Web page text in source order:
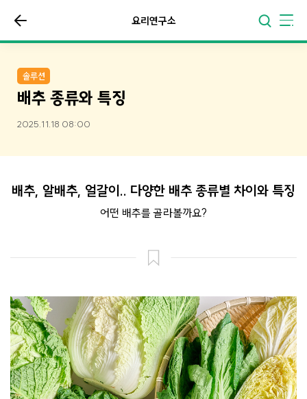
요리연구소
솔루션
배추 종류와 특징
2025.11.18 08:00
배추, 알배추, 얼갈이.. 다양한 배추 종류별 차이와 특징
어떤 배추를 골라볼까요?